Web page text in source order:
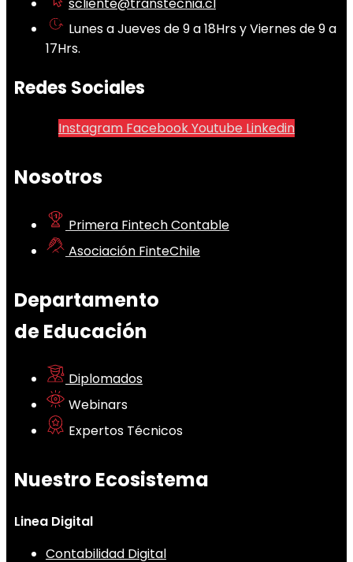
Lunes a Jueves de 9 a 18Hrs y Viernes de 9 a
17Hrs.
Redes Sociales
Instagram FacebookYoutube Linkedin
Nosotros
Primera Fintech Contable
Asociación FinteChile
Departamento
de Educación
Diplomados
Webinars
Expertos Técnicos
Nuestro Ecosistema
Linea Digital
Contabilidad Digital